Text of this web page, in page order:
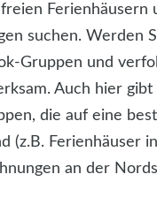
Ferienhäusern
suchen. Werden
Gruppen und
Auch hier gibt
die auf eine
(z.B. Ferienhäuser
an der